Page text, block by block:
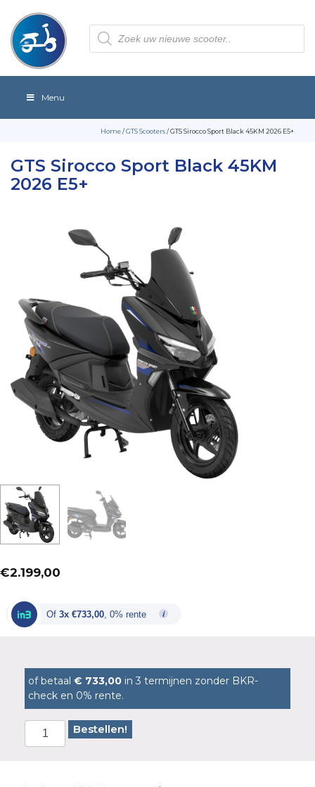
Producten
zoeken
Menu
Home/GTS Scooters/ GTS Sirocco Sport Black 45KM 2026 E5+
GTS Sirocco Sport Black 45KM
2026 E5+
€2.199,00
Of 3x €733,00, 0% rente
of betaal € 733,00 in 3 termijnen zonder BKR-
check en 0% rente.
Bestellen!